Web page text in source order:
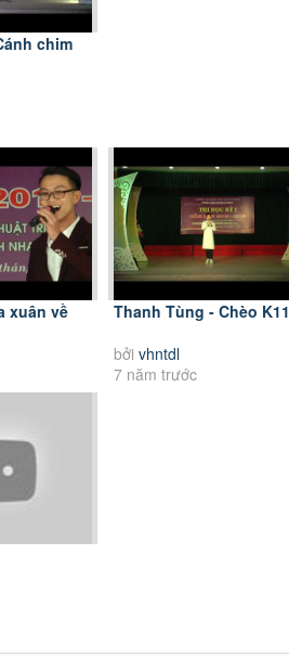
chim
xuân về
Thanh Tùng - Chèo K11
bởivhntdl
7 năm trước